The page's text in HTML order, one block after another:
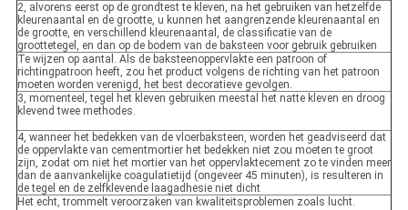
2, alvorens eerst op de grondtest te kleven, na het gebruiken van hetzelfde
kleurenaantal en de grootte, u kunnen het aangrenzende kleurenaantal en
de grootte, en verschillend kleurenaantal, de classificatie van de
groottetegel, en dan op de bodem van de baksteen voor gebruik gebruiken
Te wijzen op aantal. Als de baksteenoppervlakte een patroon of
richtingpatroon heeft, zou het product volgens de richting van het patroon
moeten worden verenigd, het best decoratieve gevolgen.
3, momenteel, tegel het kleven gebruiken meestal het natte kleven en droog
klevend twee methodes.
4, wanneer het bedekken van de vloerbaksteen, worden het geadviseerd dat
de oppervlakte van cementmortier het bedekken niet zou moeten te groot
zijn, zodat om niet het mortier van het oppervlaktecement zo te vinden meer
dan de aanvankelijke coagulatietijd (ongeveer 45 minuten), is resulteren in
de tegel en de zelfklevende laagadhesie niet dicht
Het echt, trommelt veroorzaken van kwaliteitsproblemen zoals lucht.